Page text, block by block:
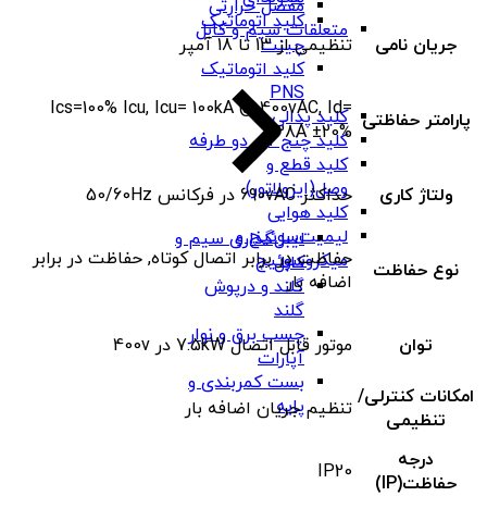
کلید اتوماتیک
چینت
کلید اتوماتیک
PNS
کلید پدالی
کلید چنج آور دو طرفه
کلید قطع و
وصل(ایزولاتور)
کلید هوایی
لیمیت‌سوئیچ و
میکروسوئیچ
مفصل حرارتی
متعلقات سیم و کابل
لیبل‌گذاری سیم و
کابل
گلند و درپوش
گلند
چسب برق و نوار
آپارات
بست کمربندی و
پایه
جریان نامی تنظیمی از 13 تا 18 آمپر
پارامتر حفاظتی Ics=100% Icu, Icu= 100kA @ 400vAC, Id=
138A ±20%
ولتاژ کاری حداکثر 690vAC در فرکانس 50/60Hz
نوع حفاظت
حفاظت در برابر اتصال کوتاه, حفاظت در برابر
اضافه بار
توان موتور قابل اتصال 7.5kW در 400v
امکانات کنترلی/
تنظیمی
تنظیم جریان اضافه بار
درجه
حفاظت(IP)
IP20